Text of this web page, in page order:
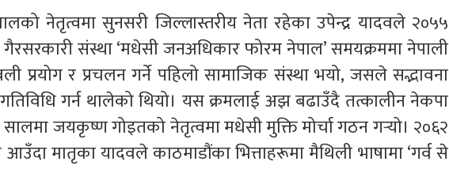
नेतृत्वमा सुनसरी जिल्लास्तरीय नेता रहेका उपेन्द्र यादवले २०५५
संस्था ‘मधेसी जनअधिकार फोरम नेपाल’ समयक्रममा नेपाली
प्रयोग र प्रचलन गर्ने पहिलो सामाजिक संस्था भयो, जसले सद्भावना
गर्न थालेको थियो। यस क्रमलाई अझ बढाउँदै तत्कालीन नेकपा
जयकृष्ण गोइतको नेतृत्वमा मधेसी मुक्ति मोर्चा गठन गर्‍यो। २०६२
आउँदा मातृका यादवले काठमाडौंका भित्ताहरूमा मैथिली भाषामा ‘गर्व से